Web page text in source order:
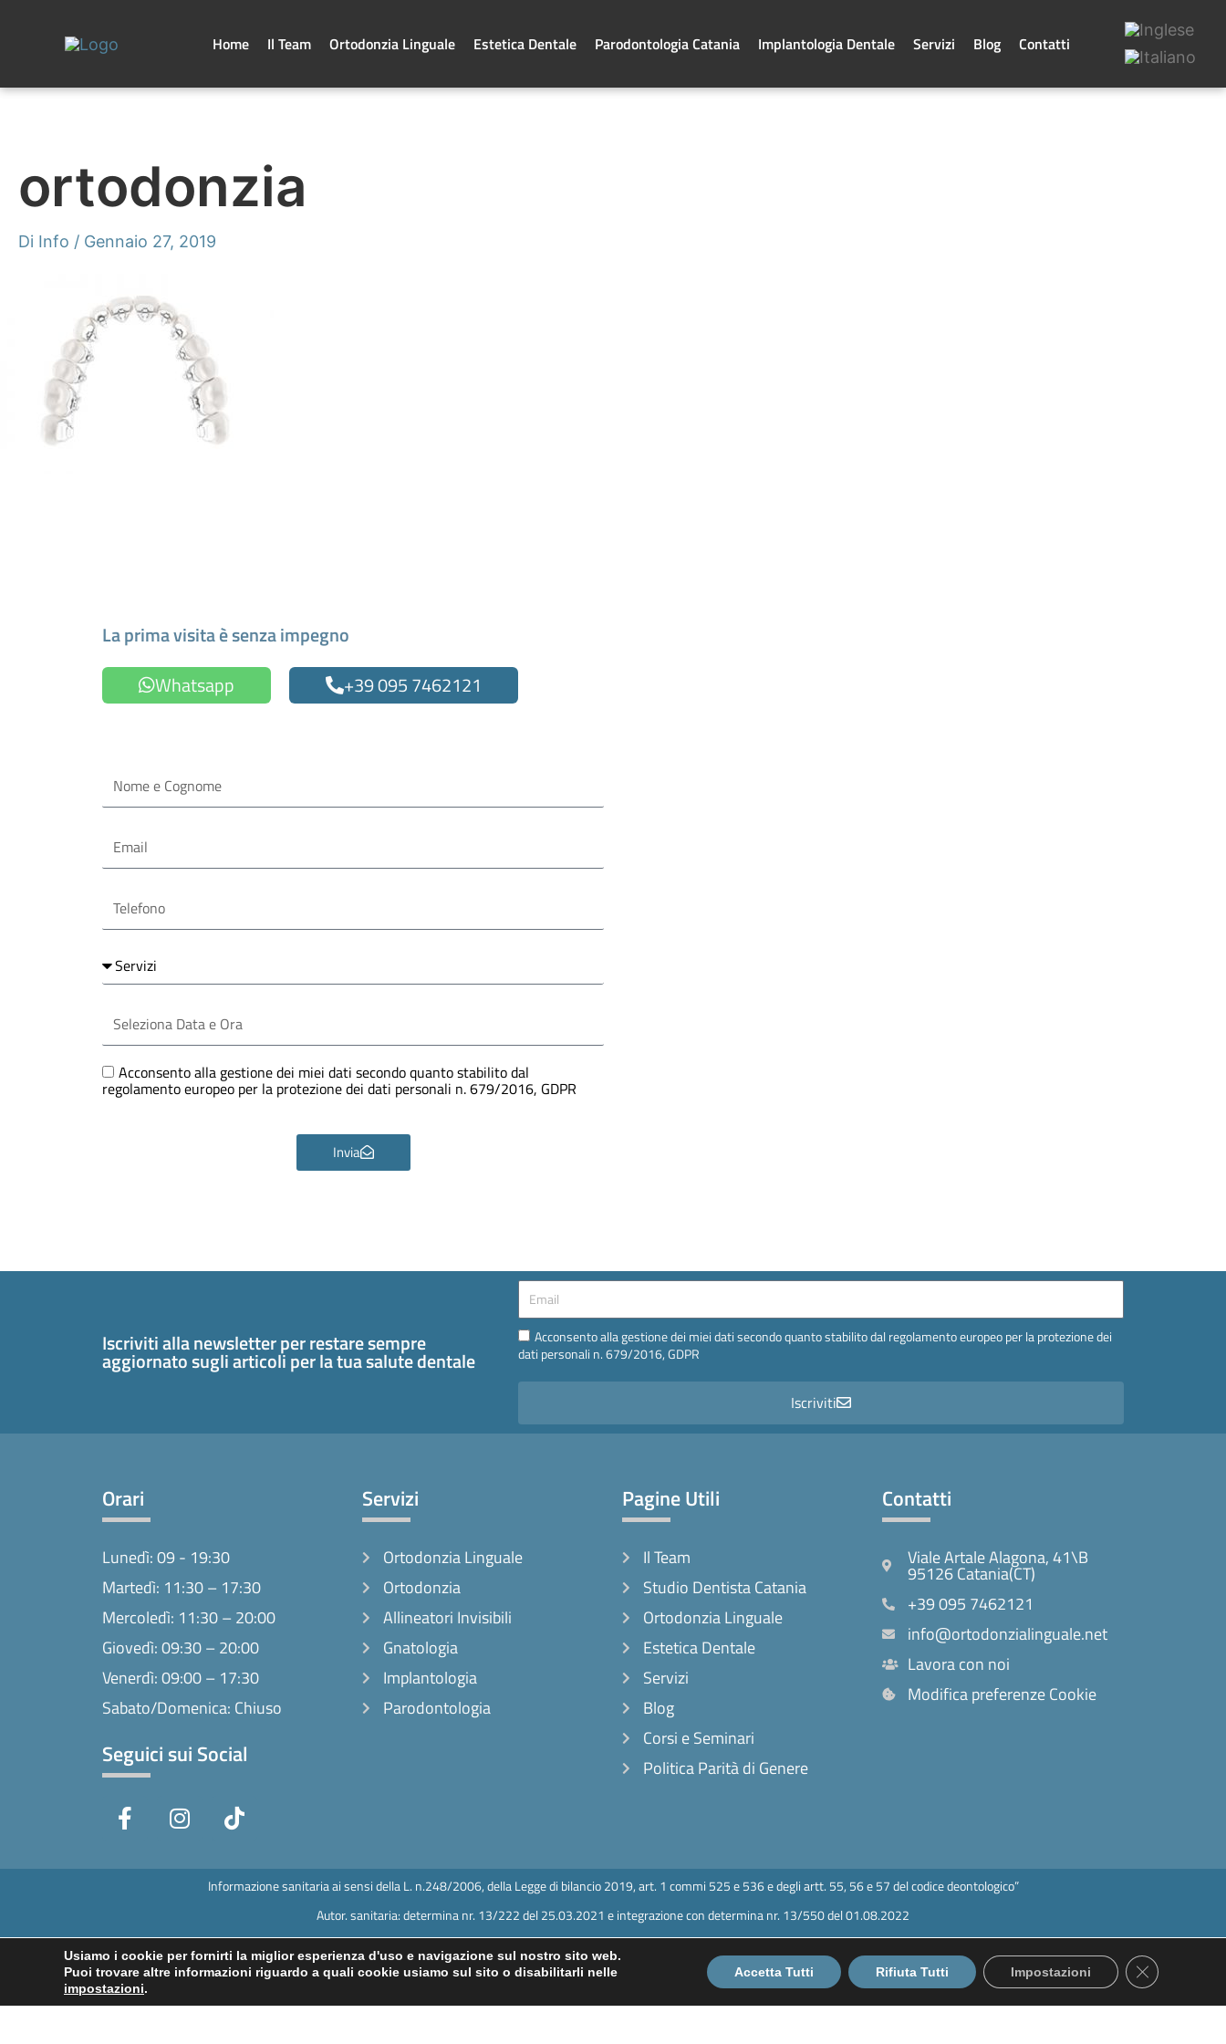
contenuto
Home Il Team Ortodonzia Linguale Estetica Dentale Parodontologia Catania Implantologia Dentale Servizi Blog Contatti
ortodonzia
Di Info / Gennaio 27, 2019
La prima visita è senza impegno
Whatsapp
+39 095 7462121
Cognome
Servizi
Data
e
GDPR
Acconsento alla gestione dei miei dati secondo quanto stabilito dal
regolamento europeo per la protezione dei dati personali n. 679/2016, GDPR
Invia
Iscriviti alla newsletter per restare sempre
aggiornato sugli articoli per la tua salute dentale
Email
Email
Acconsento alla gestione dei miei dati secondo quanto stabilito dal regolamento europeo per la protezione dei
dati personali n. 679/2016, GDPR
Iscriviti
Orari
Lunedì: 09 - 19:30
Martedì: 11:30 – 17:30
Mercoledì: 11:30 – 20:00
Giovedì: 09:30 – 20:00
Venerdì: 09:00 – 17:30
Sabato/Domenica: Chiuso
Seguici sui Social
a
e
o
k
-
f
n
t
r
a
m
i
t
o
Servizi
Ortodonzia Linguale
Ortodonzia
Allineatori Invisibili
Gnatologia
Implantologia
Parodontologia
Pagine Utili
Il Team
Studio Dentista Catania
Ortodonzia Linguale
Estetica Dentale
Servizi
Blog
Corsi e Seminari
Politica Parità di Genere
Contatti
Viale Artale Alagona, 41\B
95126 Catania(CT)
+39 095 7462121
info@ortodonzialinguale.net
Lavora con noi
Modifica preferenze Cookie
Informazione sanitaria ai sensi della L. n.248/2006, della Legge di bilancio 2019, art. 1 commi 525 e 536 e degli artt. 55, 56 e 57 del codice deontologico”
Autor. sanitaria: determina nr. 13/222 del 25.03.2021 e integrazione con determina nr. 13/550 del 01.08.2022
Dr. Gallone Ortodonzia Linguale SRL – V.le Artale Alagona 41/B 95126 Catania
P.I./C.F. 05643180879 – Capitale Sociale: 10.000€ – Numero Rea: CT 417602 – PEC: drgallonesrl@legalmail.it
Usiamo i cookie per fornirti la miglior esperienza d'uso e navigazione sul nostro sito web.
Puoi trovare altre informazioni riguardo a quali cookie usiamo sul sito o disabilitarli nelle
impostazioni.
Accetta Tutti Rifiuta Tutti Impostazioni Close GDPR